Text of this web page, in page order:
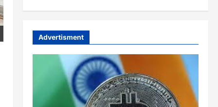
Advertisment